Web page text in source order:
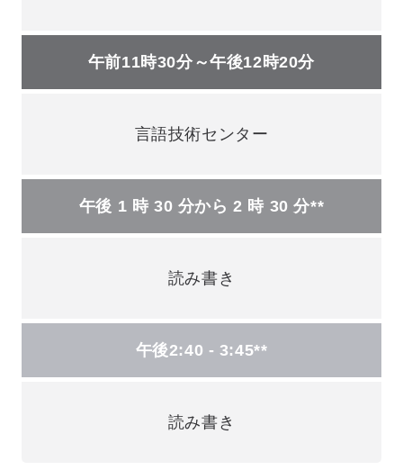
午前11時30分～午後12時20分
言語技術センター
午後 1 時 30 分から 2 時 30 分**
読み書き
午後2:40 - 3:45**
読み書き